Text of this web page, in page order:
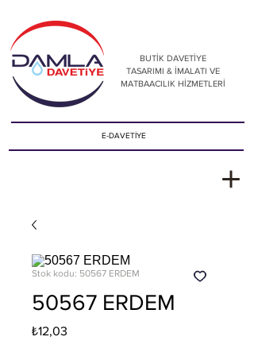
BUTİK DAVETİYE
TASARIMI & İMALATI VE
MATBAACILIK HİZMETLERİ
E-DAVETİYE
Stok kodu: 50567 ERDEM
50567 ERDEM
₺12,03